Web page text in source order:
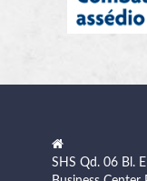
SHS Qd. 06 Bl.